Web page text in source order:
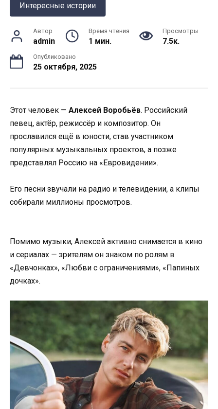
Интересные истории
Автор
admin
Время чтения
1 мин.
Просмотры
7.5к.
Опубликовано
25 октября, 2025
Этот человек — Алексей Воробьёв. Российский
певец, актёр, режиссёр и композитор. Он
прославился ещё в юности, став участником
популярных музыкальных проектов, а позже
представлял Россию на «Евровидении».
Его песни звучали на радио и телевидении, а клипы
собирали миллионы просмотров.
Помимо музыки, Алексей активно снимается в кино
и сериалах — зрителям он знаком по ролям в
«Девчонках», «Любви с ограничениями», «Папиных
дочках».